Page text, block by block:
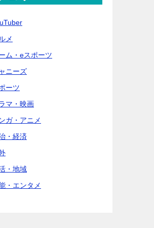
メ
ム・eスポーツ
ニーズ
ーツ
マ・映画
ガ・アニメ
・経済
・地域
・エンタメ